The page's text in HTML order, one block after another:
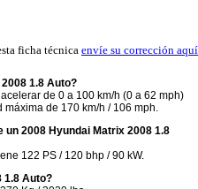
ficha técnica envíe su corrección aquí
1.8 Auto?
de 0 a 100 km/h (0 a 62 mph)
de 170 km/h / 106 mph.
2008 Hyundai Matrix 2008 1.8
122 PS / 120 bhp / 90 kW.
1.8 Auto?